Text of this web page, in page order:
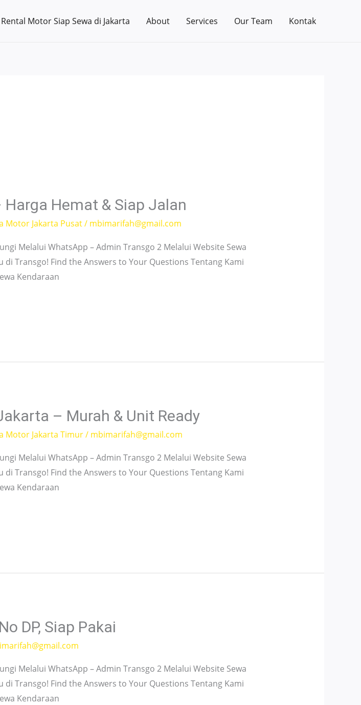
Motor Siap Sewa di Jakarta About Services Our Team Kontak
Hemat & Siap Jalan
Motor Jakarta Pusat/ mbimarifah@gmail.com
Melalui WhatsApp – Admin Transgo 2 Melalui Website Sewa
Transgo! Find the Answers to Your Questions Tentang Kami
Kendaraan
– Murah & Unit Ready
Motor Jakarta Timur/ mbimarifah@gmail.com
Melalui WhatsApp – Admin Transgo 2 Melalui Website Sewa
Transgo! Find the Answers to Your Questions Tentang Kami
Kendaraan
DP, Siap Pakai
Melalui WhatsApp – Admin Transgo 2 Melalui Website Sewa
Transgo! Find the Answers to Your Questions Tentang Kami
Kendaraan